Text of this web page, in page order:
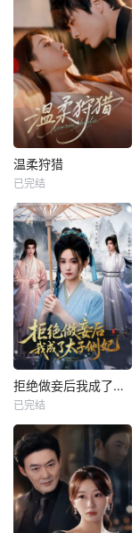
温柔狩猎
已完结
拒绝做妾后我成了太子侧妃
已完结